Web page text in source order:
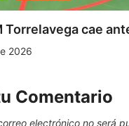
Torrelavega cae
2026
Comentario
electrónico no será